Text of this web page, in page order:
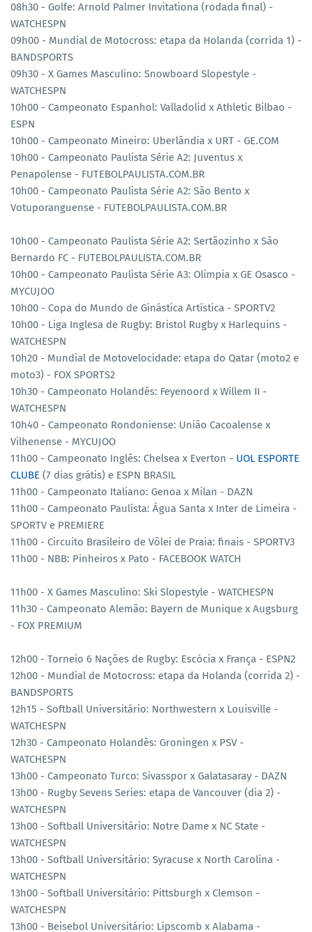
08h30 - Golfe: Arnold Palmer Invitationa (rodada final) -
WATCHESPN
09h00 - Mundial de Motocross: etapa da Holanda (corrida 1) -
BANDSPORTS
09h30 - X Games Masculino: Snowboard Slopestyle -
WATCHESPN
10h00 - Campeonato Espanhol: Valladolid x Athletic Bilbao -
ESPN
10h00 - Campeonato Mineiro: Uberlândia x URT - GE.COM
10h00 - Campeonato Paulista Série A2: Juventus x
Penapolense - FUTEBOLPAULISTA.COM.BR
10h00 - Campeonato Paulista Série A2: São Bento x
Votuporanguense - FUTEBOLPAULISTA.COM.BR
10h00 - Campeonato Paulista Série A2: Sertãozinho x São
Bernardo FC - FUTEBOLPAULISTA.COM.BR
10h00 - Campeonato Paulista Série A3: Olímpia x GE Osasco -
MYCUJOO
10h00 - Copa do Mundo de Ginástica Artística - SPORTV2
10h00 - Liga Inglesa de Rugby: Bristol Rugby x Harlequins -
WATCHESPN
10h20 - Mundial de Motovelocidade: etapa do Qatar (moto2 e
moto3) - FOX SPORTS2
10h30 - Campeonato Holandês: Feyenoord x Willem II -
WATCHESPN
10h40 - Campeonato Rondoniense: União Cacoalense x
Vilhenense - MYCUJOO
11h00 - Campeonato Inglês: Chelsea x Everton - UOL ESPORTE
CLUBE (7 dias grátis) e ESPN BRASIL
11h00 - Campeonato Italiano: Genoa x Milan - DAZN
11h00 - Campeonato Paulista: Água Santa x Inter de Limeira -
SPORTV e PREMIERE
11h00 - Circuito Brasileiro de Vôlei de Praia: finais - SPORTV3
11h00 - NBB: Pinheiros x Pato - FACEBOOK WATCH
11h00 - X Games Masculino: Ski Slopestyle - WATCHESPN
11h30 - Campeonato Alemão: Bayern de Munique x Augsburg
- FOX PREMIUM
12h00 - Torneio 6 Nações de Rugby: Escócia x França - ESPN2
12h00 - Mundial de Motocross: etapa da Holanda (corrida 2) -
BANDSPORTS
12h15 - Softball Universitário: Northwestern x Louisville -
WATCHESPN
12h30 - Campeonato Holandês: Groningen x PSV -
WATCHESPN
13h00 - Campeonato Turco: Sivasspor x Galatasaray - DAZN
13h00 - Rugby Sevens Series: etapa de Vancouver (dia 2) -
WATCHESPN
13h00 - Softball Universitário: Notre Dame x NC State -
WATCHESPN
13h00 - Softball Universitário: Syracuse x North Carolina -
WATCHESPN
13h00 - Softball Universitário: Pittsburgh x Clemson -
WATCHESPN
13h00 - Beisebol Universitário: Lipscomb x Alabama -